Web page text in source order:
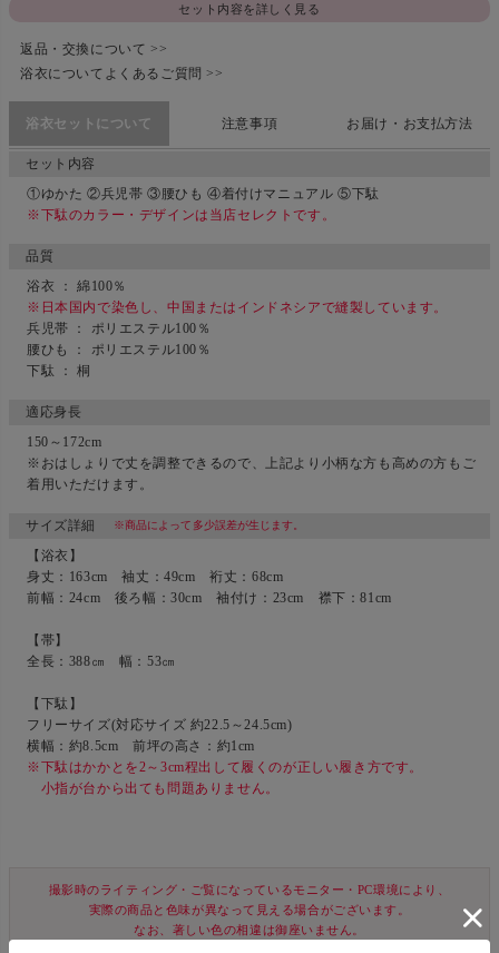
セット内容を詳しく見る
返品・交換について >>
浴衣についてよくあるご質問 >>
浴衣セットについて 注意事項 お届け・お支払方法
セット内容
①ゆかた ②兵児帯 ③腰ひも ④着付けマニュアル ⑤下駄
※下駄のカラー・デザインは当店セレクトです。
品質
浴衣 ： 綿100％
※日本国内で染色し、中国またはインドネシアで縫製しています。
兵児帯 ： ポリエステル100％
腰ひも ： ポリエステル100％
下駄 ： 桐
適応身長
150～172cm
※おはしょりで丈を調整できるので、上記より小柄な方も高めの方もご
着用いただけます。
サイズ詳細 ※商品によって多少誤差が生じます。
【浴衣】
身丈：163cm 袖丈：49cm 裄丈：68cm
前幅：24cm 後ろ幅：30cm 袖付け：23cm 襟下：81cm
【帯】
全長：388㎝ 幅：53㎝
【下駄】
フリーサイズ(対応サイズ 約22.5～24.5cm)
横幅：約8.5cm 前坪の高さ：約1cm
※下駄はかかとを2～3cm程出して履くのが正しい履き方です。
小指が台から出ても問題ありません。
撮影時のライティング・ご覧になっているモニター・PC環境により、
実際の商品と色味が異なって見える場合がございます。
なお、著しい色の相違は御座いません。